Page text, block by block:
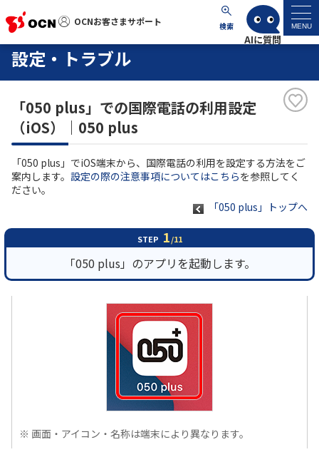
OCNお客さまサポート 検索 MENU
OCNお客さまサポート
サポートトップ
サービス名から探す
工事・故障情報
各種ダウンロード
履歴・お気に入り
お知らせ サポートサイトの使い方
NTTドコモビジネスのお客さ
まはこちら
工事・故障情報通知
サービス
設定・トラブル
「050 plus」での国際電話の利用設定
（iOS）｜050 plus
「050 plus」でiOS端末から、国際電話の利用を設定する方法をご
案内します。 設定の際の注意事項についてはこちらを参照してく
ださい。
「050 plus」トップへ
STEP 1/11
「050 plus」のアプリを起動します。
※ 画面・アイコン・名称は端末により異なります。